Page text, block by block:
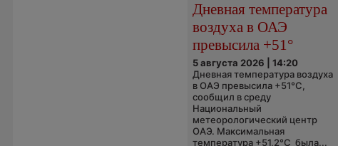
Дневная температура
воздуха в ОАЭ
превысила +51°
5 августа 2026 | 14:20
Дневная температура воздуха
в ОАЭ превысила +51°C,
сообщил в среду
Национальный
метеорологический центр
ОАЭ. Максимальная
температура +51,2°C была...